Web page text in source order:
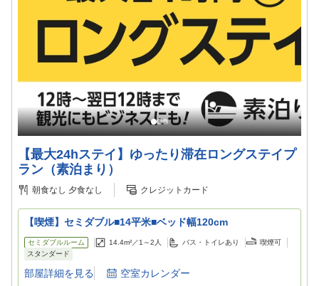
【最大24hステイ】ゆったり滞在ロングステイプ
ラン（素泊まり）
朝食なし 夕食なし クレジットカード
【喫煙】セミダブル■14平米■ベッド幅120cm
セミダブルルーム 14.4m²／1～2 人 バス・トイレあり
喫煙可
スタンダード
部屋詳細を見る 空室カレンダー